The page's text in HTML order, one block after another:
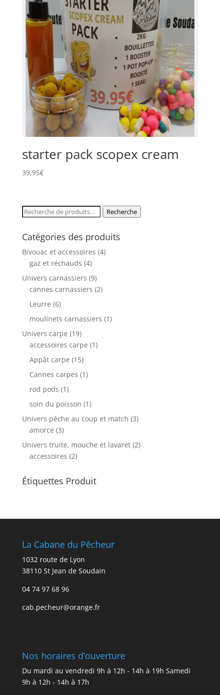
starter pack scopex cream
39,95€
Recherche
Recherche
Catégories des produits
Bivouac et accessoires (4)
gaz et réchauds (4)
Univers carnassiers (9)
cannes carnassiers (2)
Leurre (6)
moulinets carnassiers (1)
Univers carpe (19)
accessoires carpe (1)
Appât carpe (15)
Cannes carpes (1)
rod pods (1)
soin du poisson (1)
Univers pêche au coup et match (3)
amorce (3)
Univers truite, mouche et lavaret (2)
accessoires (2)
Étiquettes Produit
La Cabane du Pêcheur
1032 route de Lyon
38110 St Jean de Soudain
04 74 97 68 96
cab.pecheur@orange.fr
Nos horaires d’ouverture
Du mardi au vendredi 9h à 12h - 14h à 19h Samedi
9h à 12h - 14h à 17h